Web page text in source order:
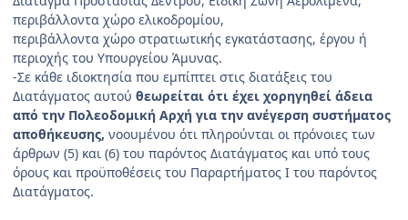
περιβάλλοντα χώρο ελικοδρομίου,
περιβάλλοντα χώρο στρατιωτικής εγκατάστασης, έργου ή
περιοχής του Υπουργείου Άμυνας.
-Σε κάθε ιδιοκτησία που εμπίπτει στις διατάξεις του
Διατάγματος αυτού θεωρείται ότι έχει χορηγηθεί άδεια
από την Πολεοδομική Αρχή για την ανέγερση συστήματος
αποθήκευσης, νοουμένου ότι πληρούνται οι πρόνοιες των
άρθρων (5) και (6) του παρόντος Διατάγματος και υπό τους
όρους και προϋποθέσεις του Παραρτήματος Ι του παρόντος
Διατάγματος.